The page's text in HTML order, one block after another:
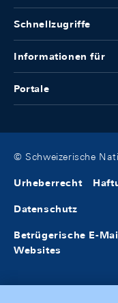
Schnellzugriffe
Informationen für
Portale
© Schweizerische
Urheberrecht
Datenschutz
Betrügerische E-
Websites